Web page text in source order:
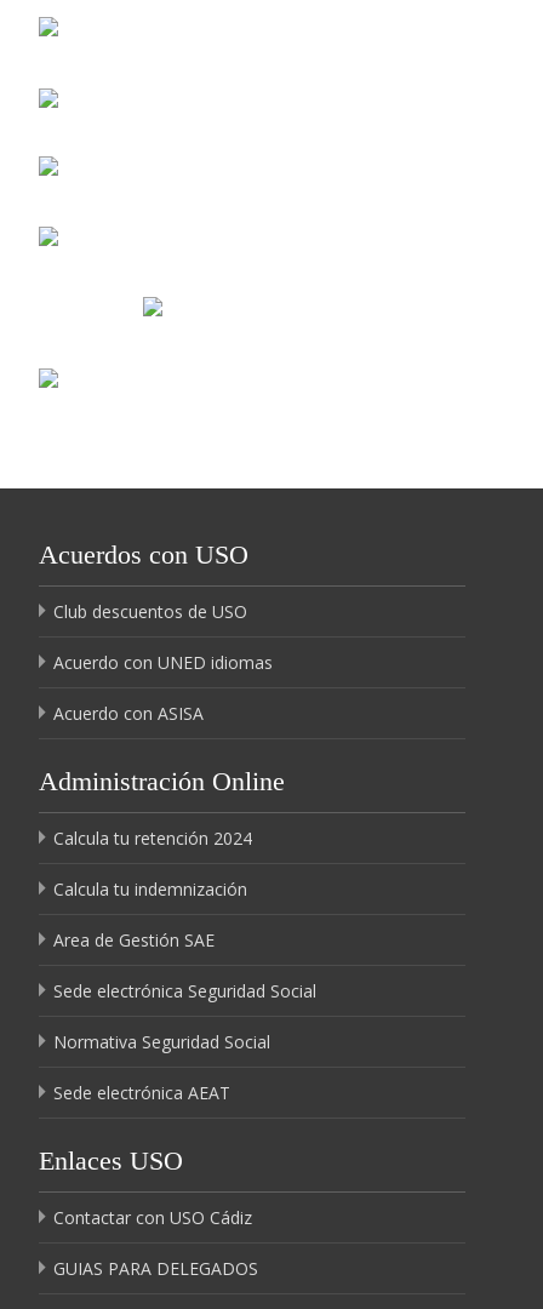
Acuerdos con USO
Club descuentos de USO
Acuerdo con UNED idiomas
Acuerdo con ASISA
Administración Online
Calcula tu retención 2024
Calcula tu indemnización
Area de Gestión SAE
Sede electrónica Seguridad Social
Normativa Seguridad Social
Sede electrónica AEAT
Enlaces USO
Contactar con USO Cádiz
GUIAS PARA DELEGADOS